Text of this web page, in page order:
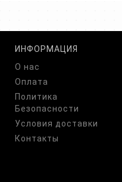
ИНФОРМАЦИЯ
О нас
Оплата
Политика
Безопасности
Условия доставки
Контакты